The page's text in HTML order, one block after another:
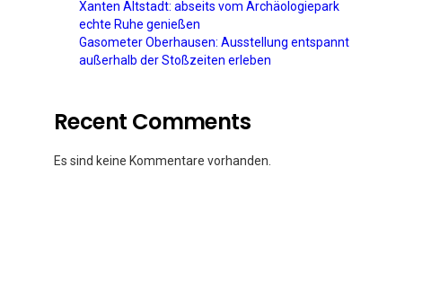
Xanten Altstadt: abseits vom Archäologiepark
echte Ruhe genießen
Gasometer Oberhausen: Ausstellung entspannt
außerhalb der Stoßzeiten erleben
Recent Comments
Es sind keine Kommentare vorhanden.